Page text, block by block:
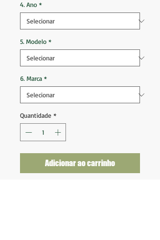
4. Ano *
5. Modelo *
6. Marca *
Quantidade *
Adicionar ao carrinho